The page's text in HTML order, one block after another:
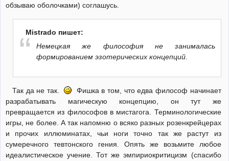
обзываю оболочками) соглашусь.
Mistrado пишет:
Немецкая же философия не занималась
формированием эзотерических концепций.
Так да не так.
Фишка в том, что едва философ начинает
разрабатывать магическую концепцию, он тут же
превращается из философов в мистагога. Терминологические
игры, не более. А так напомню о всяко разных розенкрейцерах
и прочих иллюминатах, чьи ноги точно так же растут из
сумеречного тевтонского гения. Опять же возьмите любое
идеалистическое учение. Тот же эмпириокритицизм (спасибо